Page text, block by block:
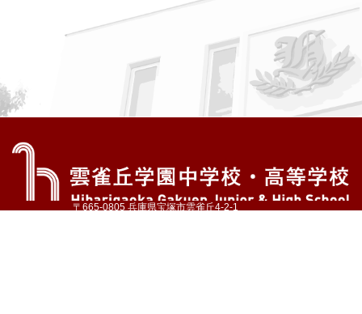
〒665-0805 兵庫県宝塚市雲雀丘4-2-1